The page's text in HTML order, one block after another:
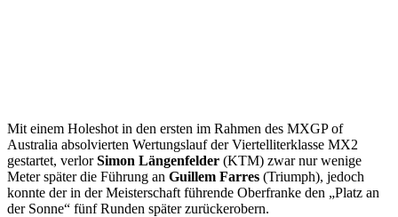
Mit einem Holeshot in den ersten im Rahmen des MXGP of
Australia absolvierten Wertungslauf der Viertelliterklasse MX2
gestartet, verlorSimon Längenfelder (KTM) zwar nur wenige
Meter später die Führung an Guillem Farres (Triumph), jedoch
konnte der in der Meisterschaft führende Oberfranke den „Platz an
der Sonne“ fünf Runden später zurückerobern.